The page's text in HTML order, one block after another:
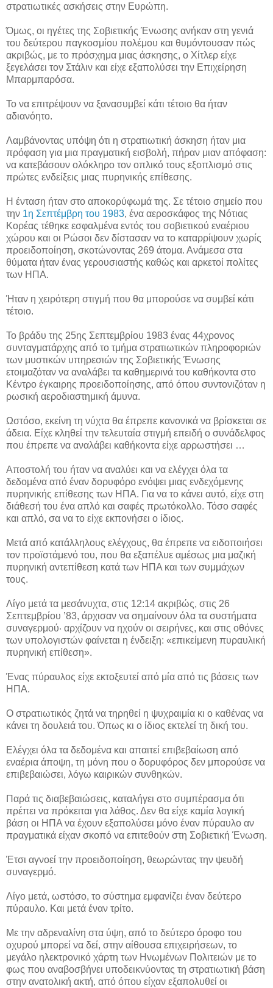
στρατιωτικές ασκήσεις στην Ευρώπη.
Όμως, οι ηγέτες της Σοβιετικής Ένωσης ανήκαν στη γενιά
του δεύτερου παγκοσμίου πολέμου και θυμόντουσαν πώς
ακριβώς, με το πρόσχημα μιας άσκησης, ο Χίτλερ είχε
ξεγελάσει τον Στάλιν και είχε εξαπολύσει την Επιχείρηση
Μπαρμπαρόσα.
Το να επιτρέψουν να ξανασυμβεί κάτι τέτοιο θα ήταν
αδιανόητο.
Λαμβάνοντας υπόψη ότι η στρατιωτική άσκηση ήταν μια
πρόφαση για μια πραγματική εισβολή, πήραν μιαν απόφαση:
να κατεβάσουν ολόκληρο τον οπλικό τους εξοπλισμό στις
πρώτες ενδείξεις μιας πυρηνικής επίθεσης.
Η ένταση ήταν στο αποκορύφωμά της. Σε τέτοιο σημείο που
την 1η Σεπτέμβρη του 1983, ένα αεροσκάφος της Νότιας
Κορέας τέθηκε εσφαλμένα εντός του σοβιετικού εναέριου
χώρου και οι Ρώσοι δεν δίστασαν να το καταρρίψουν χωρίς
προειδοποίηση, σκοτώνοντας 269 άτομα. Ανάμεσα στα
θύματα ήταν ένας γερουσιαστής καθώς και αρκετοί πολίτες
των ΗΠΑ.
Ήταν η χειρότερη στιγμή που θα μπορούσε να συμβεί κάτι
τέτοιο.
Το βράδυ της 25ης Σεπτεμβρίου 1983 ένας 44χρονος
συνταγματάρχης από το τμήμα στρατιωτικών πληροφοριών
των μυστικών υπηρεσιών της Σοβιετικής Ένωσης
ετοιμαζόταν να αναλάβει τα καθημερινά του καθήκοντα στο
Κέντρο έγκαιρης προειδοποίησης, από όπου συντονιζόταν η
ρωσική αεροδιαστημική άμυνα.
Ωστόσο, εκείνη τη νύχτα θα έπρεπε κανονικά να βρίσκεται σε
άδεια. Είχε κληθεί την τελευταία στιγμή επειδή ο συνάδελφος
που έπρεπε να αναλάβει καθήκοντα είχε αρρωστήσει …
Αποστολή του ήταν να αναλύει και να ελέγχει όλα τα
δεδομένα από έναν δορυφόρο ενόψει μιας ενδεχόμενης
πυρηνικής επίθεσης των ΗΠΑ. Για να το κάνει αυτό, είχε στη
διάθεσή του ένα απλό και σαφές πρωτόκολλο. Τόσο σαφές
και απλό, σα να το είχε εκπονήσει ο ίδιος.
Μετά από κατάλληλους ελέγχους, θα έπρεπε να ειδοποιήσει
τον προϊστάμενό του, που θα εξαπέλυε αμέσως μια μαζική
πυρηνική αντεπίθεση κατά των ΗΠΑ και των συμμάχων
τους.
Λίγο μετά τα μεσάνυχτα, στις 12:14 ακριβώς, στις 26
Σεπτεμβρίου ’83, άρχισαν να σημαίνουν όλα τα συστήματα
συναγερμού· αρχίζουν να ηχούν οι σειρήνες, και στις οθόνες
των υπολογιστών φαίνεται η ένδειξη: «επικείμενη πυραυλική
πυρηνική επίθεση».
Ένας πύραυλος είχε εκτοξευτεί από μία από τις βάσεις των
ΗΠΑ.
Ο στρατιωτικός ζητά να τηρηθεί η ψυχραιμία κι ο καθένας να
κάνει τη δουλειά του. Όπως κι ο ίδιος εκτελεί τη δική του.
Ελέγχει όλα τα δεδομένα και απαιτεί επιβεβαίωση από
εναέρια άποψη, τη μόνη που ο δορυφόρος δεν μπορούσε να
επιβεβαιώσει, λόγω καιρικών συνθηκών.
Παρά τις διαβεβαιώσεις, καταλήγει στο συμπέρασμα ότι
πρέπει να πρόκειται για λάθος. Δεν θα είχε καμία λογική
βάση οι ΗΠΑ να έχουν εξαπολύσει μόνο έναν πύραυλο αν
πραγματικά είχαν σκοπό να επιτεθούν στη Σοβιετική Ένωση.
Έτσι αγνοεί την προειδοποίηση, θεωρώντας την ψευδή
συναγερμό.
Λίγο μετά, ωστόσο, το σύστημα εμφανίζει έναν δεύτερο
πύραυλο. Και μετά έναν τρίτο.
Με την αδρεναλίνη στα ύψη, από το δεύτερο όροφο του
οχυρού μπορεί να δεί, στην αίθουσα επιχειρήσεων, το
μεγάλο ηλεκτρονικό χάρτη των Ηνωμένων Πολιτειών με το
φως που αναβοσβήνει υποδεικνύοντας τη στρατιωτική βάση
στην ανατολική ακτή, από όπου είχαν εξαπολυθεί οι